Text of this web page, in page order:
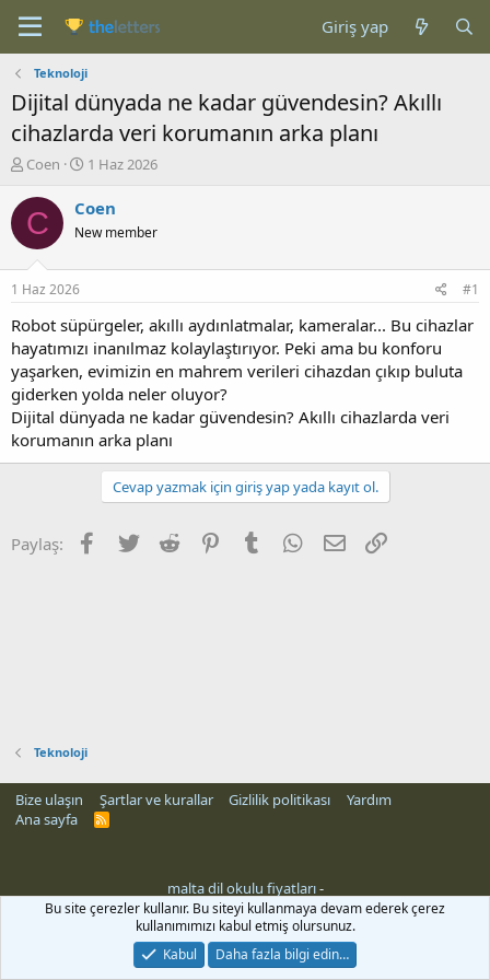
Giriş yap
Teknoloji
Dijital dünyada ne kadar güvendesin? Akıllı
cihazlarda veri korumanın arka planı
K
n
b
u
u
b
a
l
a
t
a
n
Coen
B
ş
a
ç
a
r
i
h
i
1 Haz 2026
C Coen
New member
1 Haz 2026 #1
Robot süpürgeler, akıllı aydınlatmalar, kameralar... Bu cihazlar
hayatımızı inanılmaz kolaylaştırıyor. Peki ama bu konforu
yaşarken, evimizin en mahrem verileri cihazdan çıkıp buluta
giderken yolda neler oluyor?
Dijital dünyada ne kadar güvendesin? Akıllı cihazlarda veri
korumanın arka planı
Cevap yazmak için giriş yap yada kayıt ol.
Paylaş: Facebook
Twitter Reddit PinterestTumblr WhatsApp
E-posta
Teknoloji
Bize ulaşın Şartlar ve kurallar Gizlilik politikası
Yardım
Ana sayfa
R
malta dil okulu fiyatları-
Bu site çerezler kullanır. Bu siteyi kullanmaya devam ederek çerez
kullanımımızı kabul etmiş olursunuz.
Kabul
Daha fazla bilgi edin…